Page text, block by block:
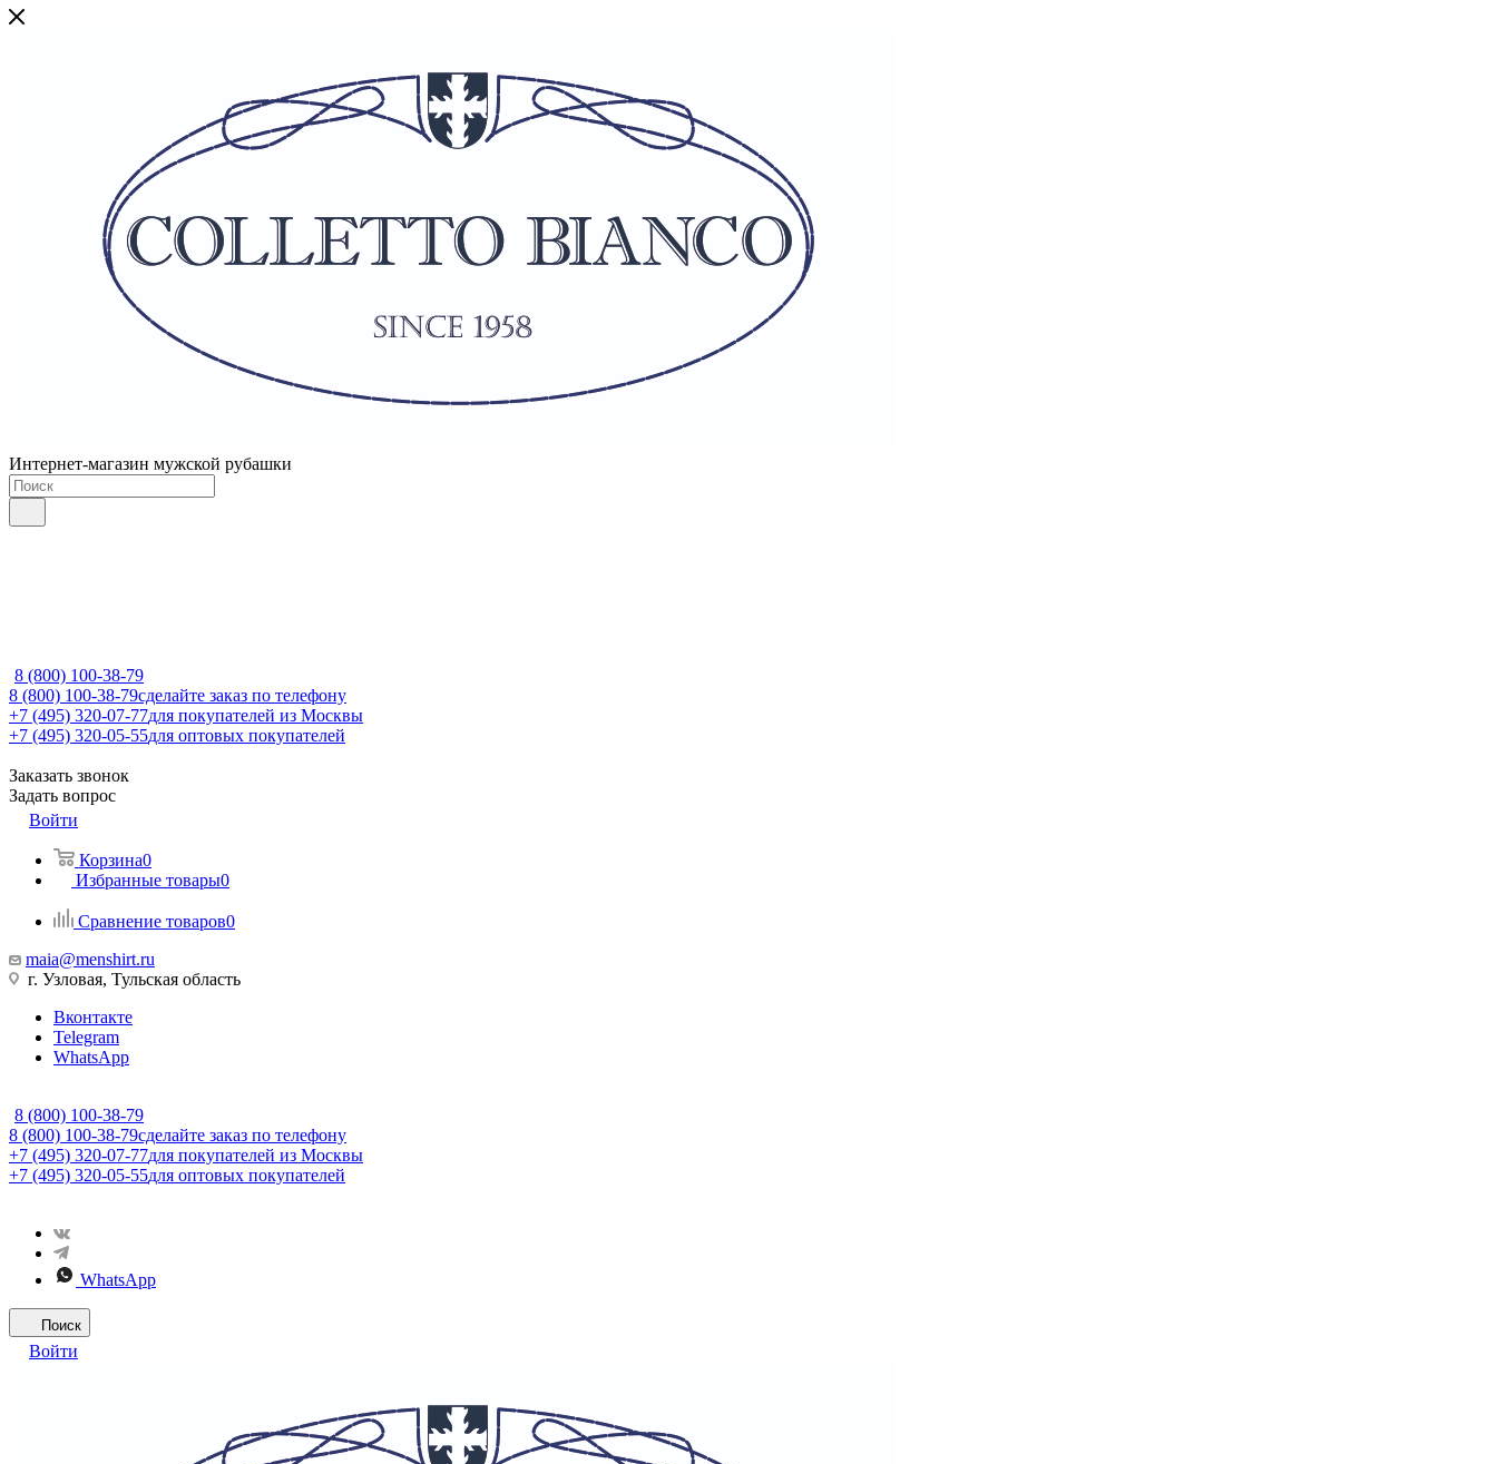
Интернет-магазин мужской рубашки
8 (800) 100-38-79
8 (800) 100-38-79сделайте заказ по телефону
+7 (495) 320-07-77для покупателей из Москвы
+7 (495) 320-05-55для оптовых покупателей
Заказать звонок
Задать вопрос
Войти
Корзина0
Избранные товары0
Сравнение товаров0
maia@menshirt.ru
г. Узловая, Тульская область
Вконтакте
Telegram
WhatsApp
8 (800) 100-38-79
8 (800) 100-38-79сделайте заказ по телефону
+7 (495) 320-07-77для покупателей из Москвы
+7 (495) 320-05-55для оптовых покупателей
WhatsApp
Поиск
Войти